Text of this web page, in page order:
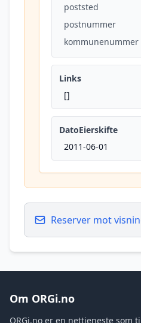
poststed
postnummer
kommunenummer
Links
[]
DatoEierskifte
2011-06-01
Reserver mot
Om ORGi.no
ORGi.no er en nettjeneste som